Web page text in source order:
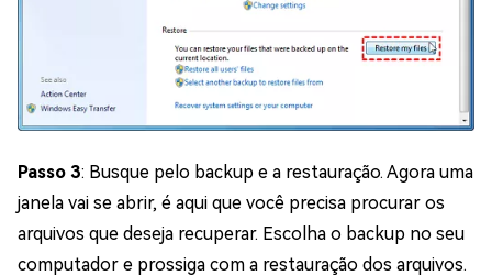
Passo 3: Busque pelo backup e a restauração. Agora uma
janela vai se abrir, é aqui que você precisa procurar os
arquivos que deseja recuperar. Escolha o backup no seu
computador e prossiga com a restauração dos arquivos.